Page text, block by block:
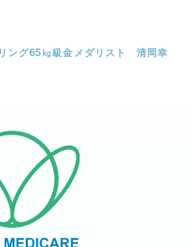
ング65㎏級金メダリスト 清岡幸